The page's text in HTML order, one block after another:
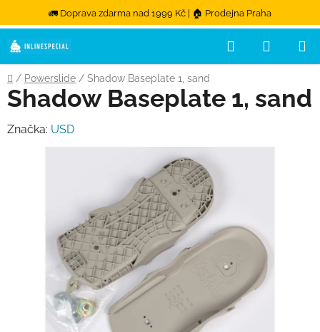
🚛 Doprava zdarma nad 1999 Kč | 🏠 Prodejna Praha
Přejít na obsah
Hledat
Domů
/ Powerslide / Shadow Baseplate 1, sand
Shadow Baseplate 1, sand
Značka: USD